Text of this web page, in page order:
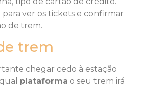
ver os tickets e confirmar
de trem.
trem
chegar cedo à estação
plataforma o seu trem irá